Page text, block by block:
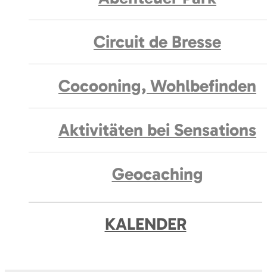
Circuit de Bresse
Cocooning, Wohlbefinden
Aktivitäten bei Sensations
Geocaching
KALENDER